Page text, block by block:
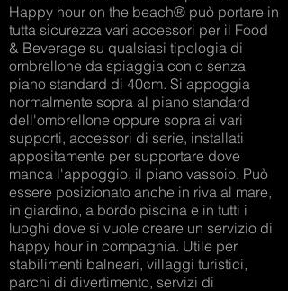
Happy hour on the beach® può portare in
tutta sicurezza vari accessori per il Food
& Beverage su qualsiasi tipologia di
ombrellone da spiaggia con o senza
piano standard di 40cm. Si appoggia
normalmente sopra al piano standard
dell'ombrellone oppure sopra ai vari
supporti, accessori di serie, installati
appositamente per supportare dove
manca l'appoggio, il piano vassoio. Può
essere posizionato anche in riva al mare,
in giardino, a bordo piscina e in tutti i
luoghi dove si vuole creare un servizio di
happy hour in compagnia. Utile per
stabilimenti balneari, villaggi turistici,
parchi di divertimento, servizi di